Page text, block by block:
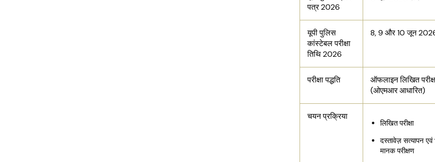
पत्र 2026
यूपी पुलिस
कांस्टेबल परीक्षा
तिथि 2026
8, 9 और 10 जून
परीक्षा पद्धति
ऑफलाइन लिखित
(ओएमआर आधारित)
चयन प्रक्रिया
लिखित परीक्षा
दस्तावेज़ सत्यापन एवं
मानक परीक्षण